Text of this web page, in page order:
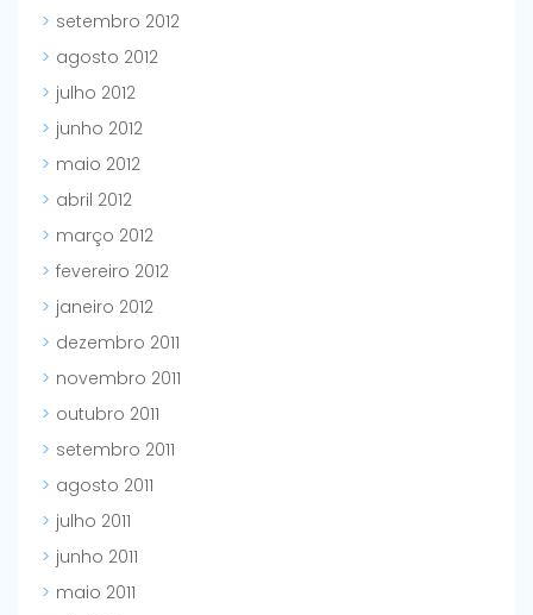
setembro 2012
agosto 2012
julho 2012
junho 2012
maio 2012
abril 2012
março 2012
fevereiro 2012
janeiro 2012
dezembro 2011
novembro 2011
outubro 2011
setembro 2011
agosto 2011
julho 2011
junho 2011
maio 2011